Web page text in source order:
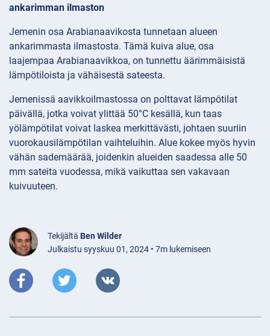
ankarimman ilmaston
Jemenin osa Arabianaavikosta tunnetaan alueen
ankarimmasta ilmastosta. Tämä kuiva alue, osa
laajempaa Arabianaavikkoa, on tunnettu äärimmäisistä
lämpötiloista ja vähäisestä sateesta.
Jemenissä aavikkoilmastossa on polttavat lämpötilat
päivällä, jotka voivat ylittää 50°C kesällä, kun taas
yölämpötilat voivat laskea merkittävästi, johtaen suuriin
vuorokausilämpötilan vaihteluihin. Alue kokee myös hyvin
vähän sademäärää, joidenkin alueiden saadessa alle 50
mm sateita vuodessa, mikä vaikuttaa sen vakavaan
kuivuuteen.
Tekijältä Ben Wilder
Julkaistu syyskuu 01, 2024 • 7m lukemiseen